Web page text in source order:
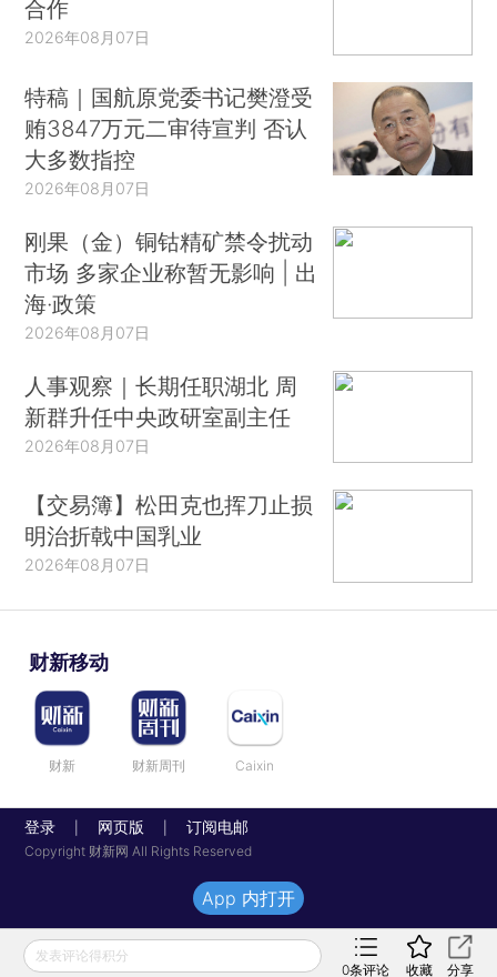
合作
2026年08月07日
特稿｜国航原党委书记樊澄受
贿3847万元二审待宣判 否认
大多数指控
2026年08月07日
刚果（金）铜钴精矿禁令扰动
市场 多家企业称暂无影响 | 出
海·政策
2026年08月07日
人事观察｜长期任职湖北 周
新群升任中央政研室副主任
2026年08月07日
【交易簿】松田克也挥刀止损
明治折戟中国乳业
2026年08月07日
财新移动
财新 财新周刊 Caixin
登录 网页版 订阅电邮
Copyright 财新网 All Rights Reserved
发表评论得积分
0条评论 收藏 分享
App 内打开